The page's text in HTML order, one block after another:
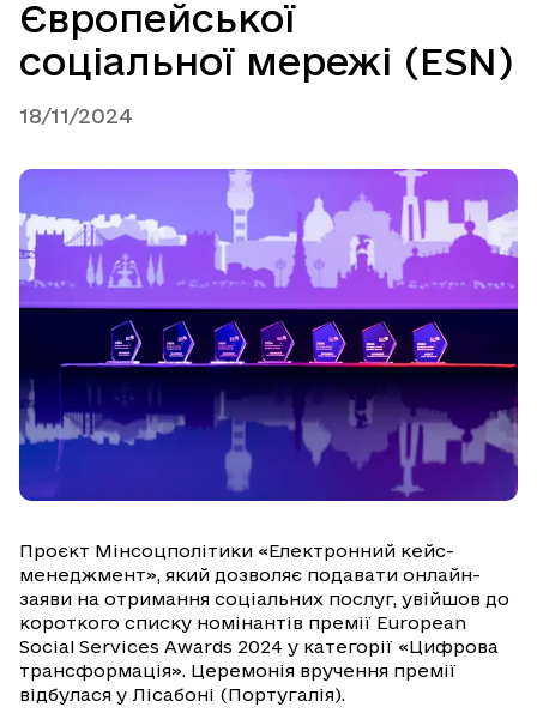
Європейської
соціальної мережі (ESN)
18/11/2024
Проєкт Мінсоцполітики «Електронний кейс-
менеджмент», який дозволяє подавати онлайн-
заяви на отримання соціальних послуг, увійшов до
короткого списку номінантів премії European
Social Services Awards 2024 у категорії «Цифрова
трансформація». Церемонія вручення премії
відбулася у Лісабоні (Португалія).